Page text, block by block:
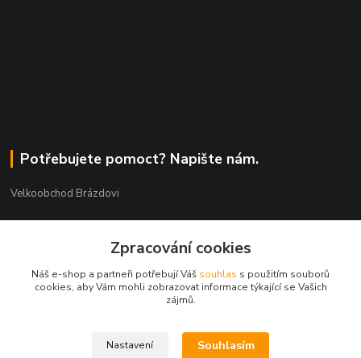
Potřebujete pomoct? Napište nám.
Velkoobchod Brázdovi
+420 602 565 661
brazdovi@svicky-kameny.cz
Zpracování cookies
Náš e-shop a partneři potřebují Váš souhlas s použitím souborů
cookies, aby Vám mohli zobrazovat informace týkající se Vašich
zájmů.
Nastavení Souhlasím